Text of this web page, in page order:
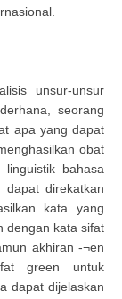
unsur-unsur
seorang
apa yang dapat
obat
bahasa
direkatkan
kata yang
dengan kata sifat
akhiran -¬en
green untuk
dapat dijelaskan